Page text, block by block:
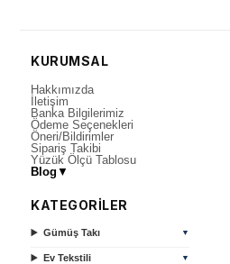
KURUMSAL
Hakkımızda
İletişim
Banka Bilgilerimiz
Ödeme Seçenekleri
Öneri/Bildirimler
Sipariş Takibi
Yüzük Ölçü Tablosu
Blog ▼
KATEGORİLER
Gümüş Takı ▼
Ev Tekstili ▼